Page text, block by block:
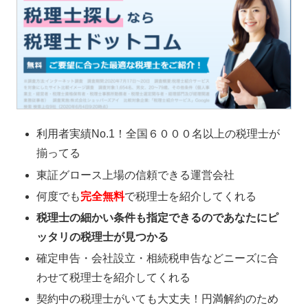
利用者実績No.1！全国６０００名以上の税理士が
揃ってる
東証グロース上場の信頼できる運営会社
何度でも完全無料で税理士を紹介してくれる
税理士の細かい条件も指定できるのであなたにピ
ッタリの税理士が見つかる
確定申告・会社設立・相続税申告などニーズに合
わせて税理士を紹介してくれる
契約中の税理士がいても大丈夫！円満解約のため